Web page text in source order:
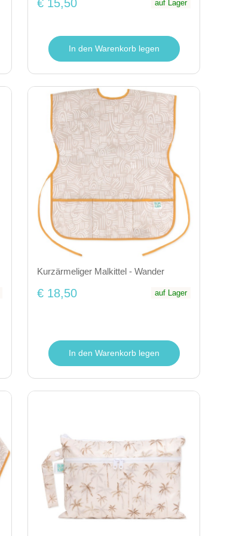
€ 15,50 auf Lager
In den Warenkorb legen
Kurzärmeliger Malkittel - Wander
€ 18,50 auf Lager
In den Warenkorb legen